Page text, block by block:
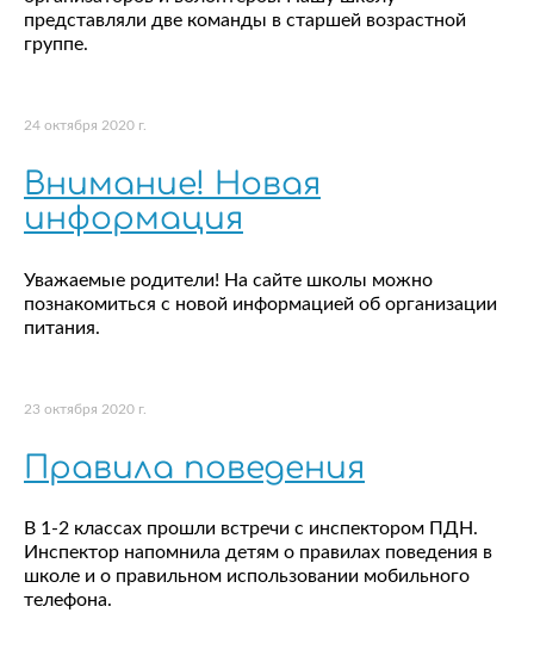
представляли две команды в старшей возрастной
группе.
24 октября 2020 г.
Внимание! Новая
информация
Уважаемые родители! На сайте школы можно
познакомиться с новой информацией об организации
питания.
23 октября 2020 г.
Правила поведения
В 1-2 классах прошли встречи с инспектором ПДН.
Инспектор напомнила детям о правилах поведения в
школе и о правильном использовании мобильного
телефона.